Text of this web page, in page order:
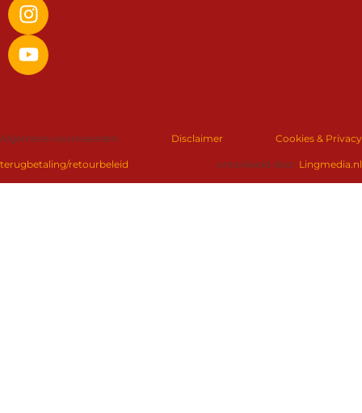
Algemene voorwaarden Disclaimer Cookies & Privacy
terugbetaling/retourbeleid ontwikkeld door Lingmedia.nl